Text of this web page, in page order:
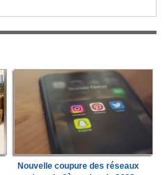
Nouvelle coupure des réseaux